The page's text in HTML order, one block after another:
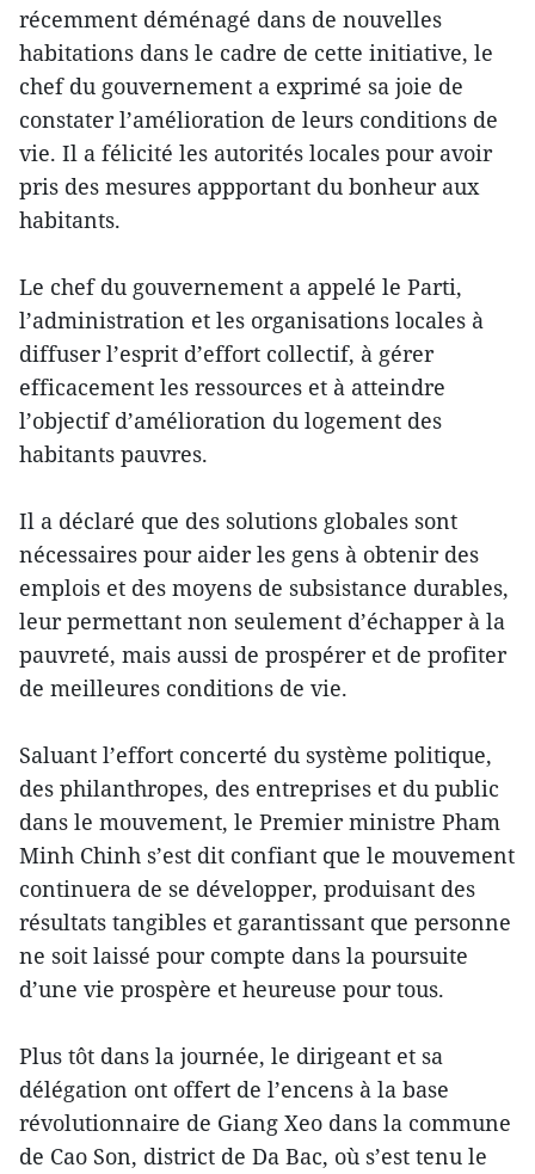
récemment déménagé dans de nouvelles
habitations dans le cadre de cette initiative, le
chef du gouvernement a exprimé sa joie de
constater l’amélioration de leurs conditions de
vie. Il a félicité les autorités locales pour avoir
pris des mesures appportant du bonheur aux
habitants.
Le chef du gouvernement a appelé le Parti,
l’administration et les organisations locales à
diffuser l’esprit d’effort collectif, à gérer
efficacement les ressources et à atteindre
l’objectif d’amélioration du logement des
habitants pauvres.
Il a déclaré que des solutions globales sont
nécessaires pour aider les gens à obtenir des
emplois et des moyens de subsistance durables,
leur permettant non seulement d’échapper à la
pauvreté, mais aussi de prospérer et de profiter
de meilleures conditions de vie.
Saluant l’effort concerté du système politique,
des philanthropes, des entreprises et du public
dans le mouvement, le Premier ministre Pham
Minh Chinh s’est dit confiant que le mouvement
continuera de se développer, produisant des
résultats tangibles et garantissant que personne
ne soit laissé pour compte dans la poursuite
d’une vie prospère et heureuse pour tous.
Plus tôt dans la journée, le dirigeant et sa
délégation ont offert de l’encens à la base
révolutionnaire de Giang Xeo dans la commune
de Cao Son, district de Da Bac, où s’est tenu le